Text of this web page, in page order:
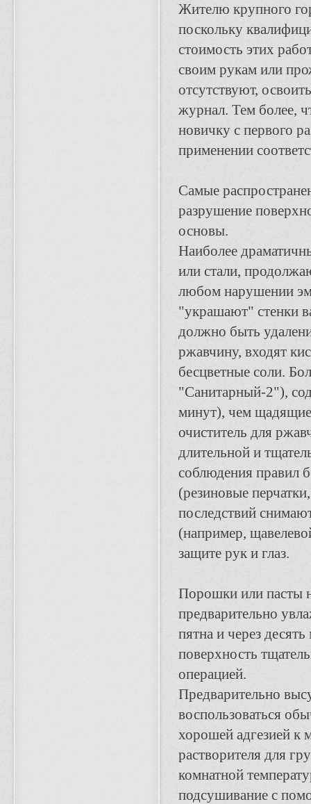
Жителю крупного
поскольку
стоимость этих
своим рукам или
отсутствуют,
журнал. Тем более,
новичку с первого
применении
Самые
разрушение
основы.
Наиболее
или стали,
любом нарушении
"украшают" стенки
должно быть
ржавчину, входят
бесцветные соли.
"Санитарный-2"),
минут), чем
очиститель для
длительной и
соблюдения правил
(резиновые
последствий
(например,
защите рук и глаз.
Порошки или пасты
предварительно
пятна и через
поверхность
операцией.
Предварительно
воспользоваться
хорошей адгезией к
растворителя для
комнатной
подсушивание с